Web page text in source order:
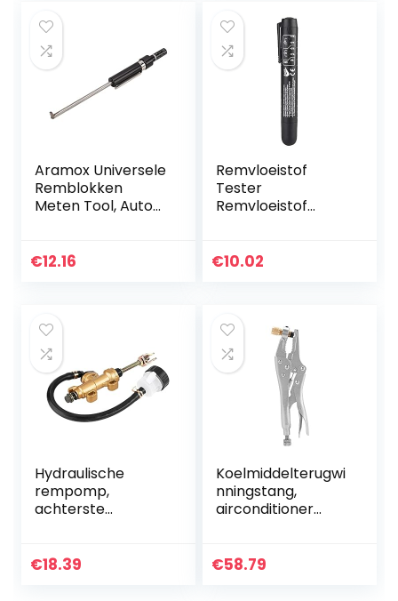
Aramox Universele
Remblokken
Meten Tool, Auto
Schaal
€12.16
Remvloeistof
Tester
Remvloeistof
Testing Tool voor
€10.02
Hydraulische
rempomp,
achterste
achtervoetremho
€18.39
Koelmiddelterugwi
nningstang,
airconditioner
Koelbuisvergrende
€58.79